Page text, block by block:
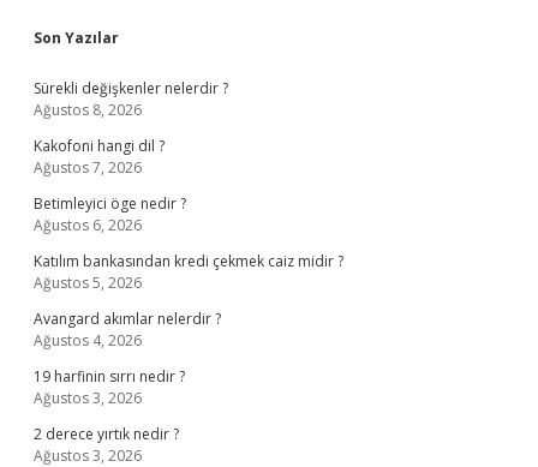
Sidebar
Son Yazılar
Sürekli değişkenler nelerdir ?
Ağustos 8, 2026
Kakofoni hangi dil ?
Ağustos 7, 2026
Betimleyici öge nedir ?
Ağustos 6, 2026
Katılım bankasından kredi çekmek caiz midir ?
Ağustos 5, 2026
Avangard akımlar nelerdir ?
Ağustos 4, 2026
19 harfinin sırrı nedir ?
Ağustos 3, 2026
2 derece yırtık nedir ?
Ağustos 3, 2026